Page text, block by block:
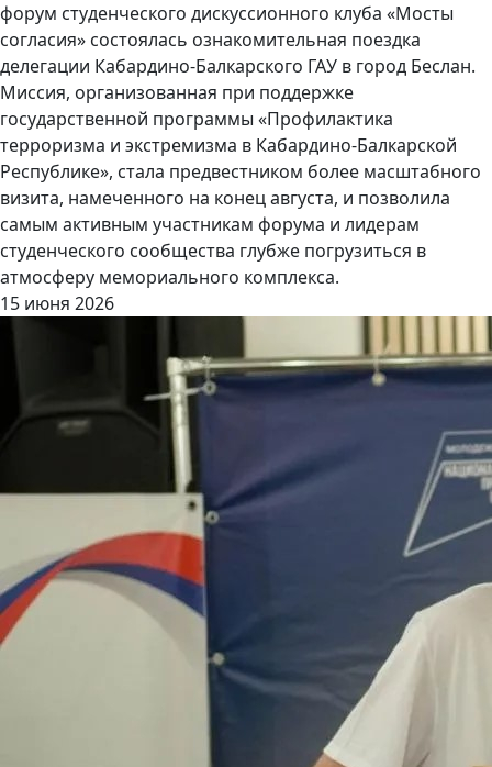
форум студенческого дискуссионного клуба «Мосты
согласия» состоялась ознакомительная поездка
делегации Кабардино-Балкарского ГАУ в город Беслан.
Миссия, организованная при поддержке
государственной программы «Профилактика
терроризма и экстремизма в Кабардино-Балкарской
Республике», стала предвестником более масштабного
визита, намеченного на конец августа, и позволила
самым активным участникам форума и лидерам
студенческого сообщества глубже погрузиться в
атмосферу мемориального комплекса.
15 июня 2026